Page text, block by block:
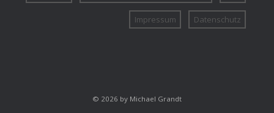
Impressum Datenschutz
© 2026 by Michael Grandt